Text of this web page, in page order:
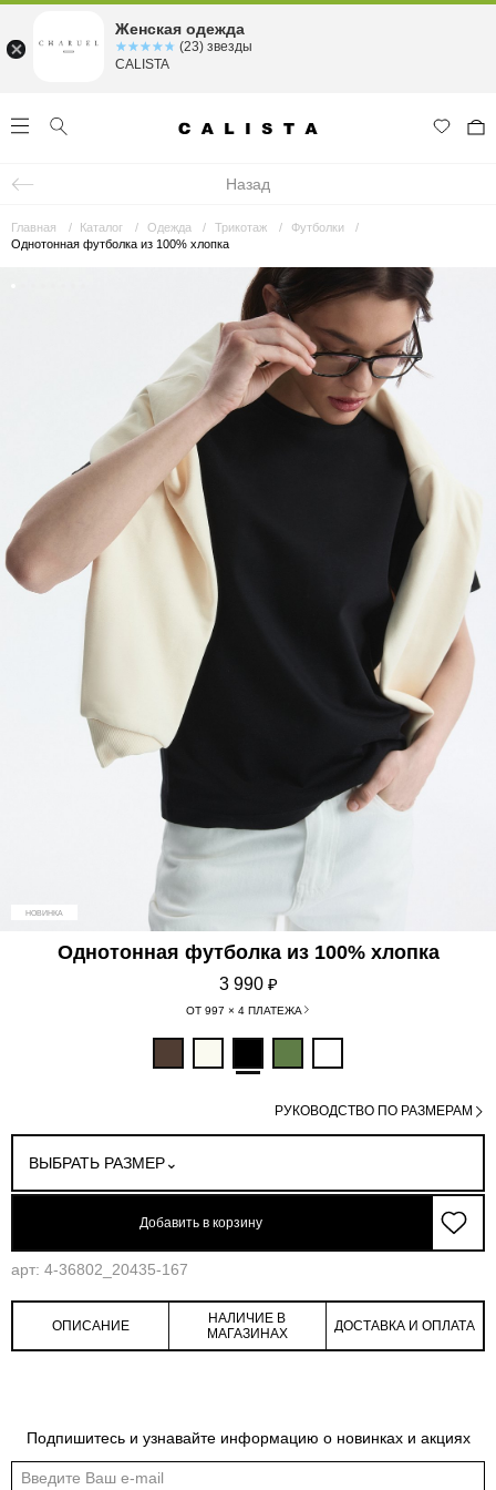
Назад
Главная Каталог Одежда Трикотаж
Футболки
Однотонная футболка из 100% хлопка
НОВИНКА
Однотонная футболка из 100% хлопка
3 990 ₽
ОТ 997 × 4 ПЛАТЕЖА
ВЫБРАТЬ РАЗМЕР
РУКОВОДСТВО ПО РАЗМЕРАМ
Добавить в корзину
арт: 4-36802_20435-167
Общая таблица размеров показывает нашу стандартную размерную линейку
Международный
ОПИСАНИЕ
НАЛИЧИЕ В
МАГАЗИНАХ
ДОСТАВКА И ОПЛАТА
Подпишитесь и узнавайте информацию о новинках и акциях
Женская одежда
☆☆☆☆☆
★★★★★ (23) звезды
CALISTA